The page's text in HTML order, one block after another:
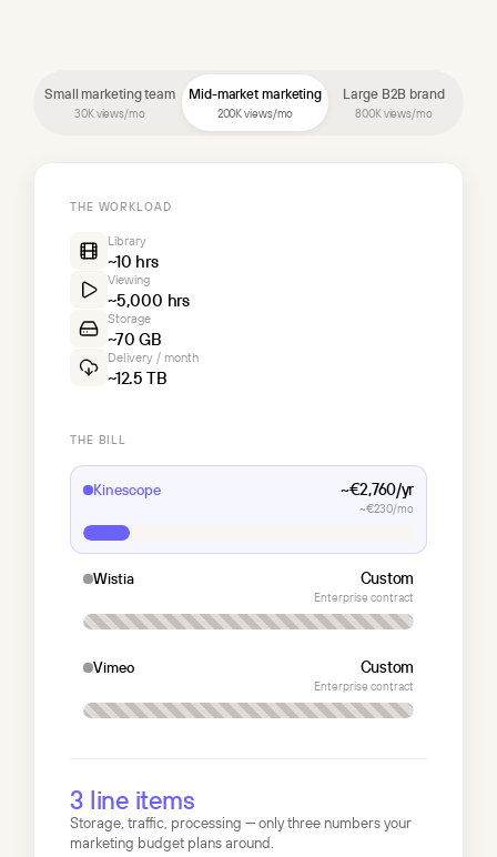
Small marketing team
30K views/mo
Mid-market marketing
200K views/mo
Large B2B brand
800K views/mo
THE WORKLOAD
Library
~10 hrs
Viewing
~5,000 hrs
Storage
~70 GB
Delivery / month
~12.5 TB
THE BILL
Kinescope ~€2,760/yr
~€230/mo
Wistia Custom
Enterprise contract
Vimeo Custom
Enterprise contract
3 line items
Storage, traffic, processing — only three numbers your
marketing budget plans around.